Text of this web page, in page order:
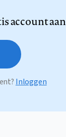
account aan
Inloggen